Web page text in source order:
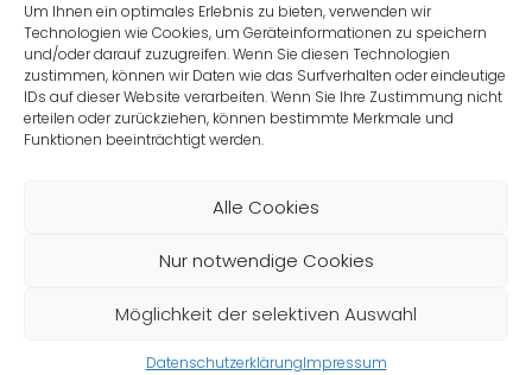
Um Ihnen ein optimales Erlebnis zu bieten, verwenden wir
Technologien wie Cookies, um Geräteinformationen zu speichern
und/oder darauf zuzugreifen. Wenn Sie diesen Technologien
zustimmen, können wir Daten wie das Surfverhalten oder eindeutige
IDs auf dieser Website verarbeiten. Wenn Sie Ihre Zustimmung nicht
erteilen oder zurückziehen, können bestimmte Merkmale und
Funktionen beeinträchtigt werden.
Alle Cookies
Nur notwendige Cookies
Möglichkeit der selektiven Auswahl
DatenschutzerklärungImpressum
Námestie 1. mája 17
SK-811 06 Bratislava
+421 2 57 282 -500
© 2026 CARTV
Impressum Datenschutz AGB / AIB